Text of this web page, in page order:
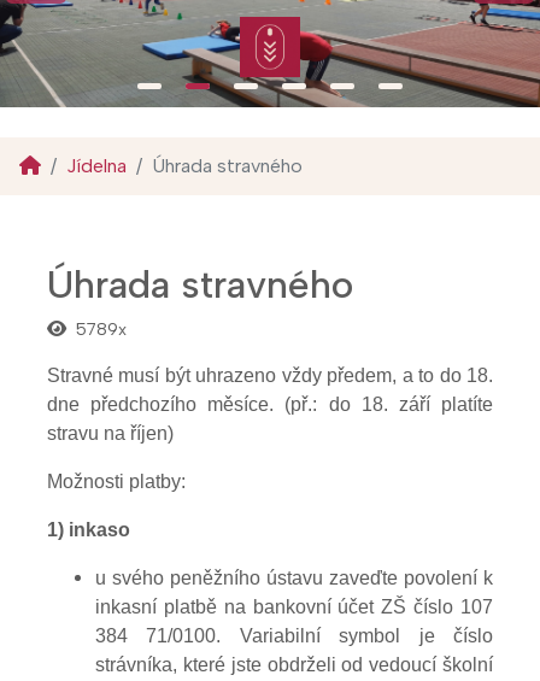
Jídelna Úhrada stravného
Úhrada stravného
5789x
Stravné musí být uhrazeno vždy předem, a to do 18.
dne předchozího měsíce. (př.: do 18. září platíte
stravu na říjen)
Možnosti platby:
1) inkaso
u svého peněžního ústavu zaveďte povolení k
inkasní platbě na bankovní účet ZŠ číslo 107
384 71/0100. Variabilní symbol je číslo
strávníka, které jste obdrželi od vedoucí školní